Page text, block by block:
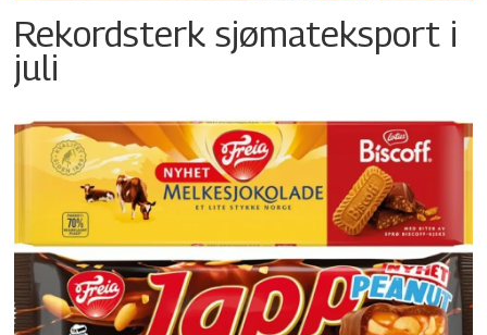
Rekordsterk sjømateksport i
juli